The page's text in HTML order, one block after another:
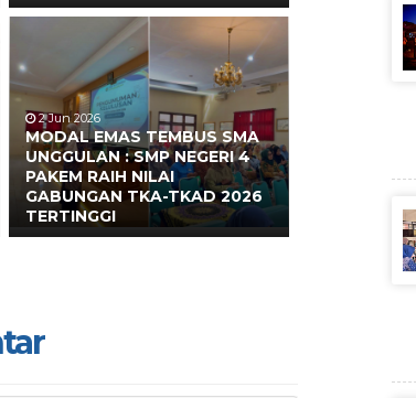
2 Jun 2026
MODAL EMAS TEMBUS SMA
UNGGULAN : SMP NEGERI 4
PAKEM RAIH NILAI
GABUNGAN TKA-TKAD 2026
TERTINGGI